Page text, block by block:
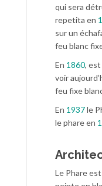
qui sera
repetita en
sur un
feu blanc
En 1860,
voir
feu fixe
En 1937le
le phare en
Le Phare